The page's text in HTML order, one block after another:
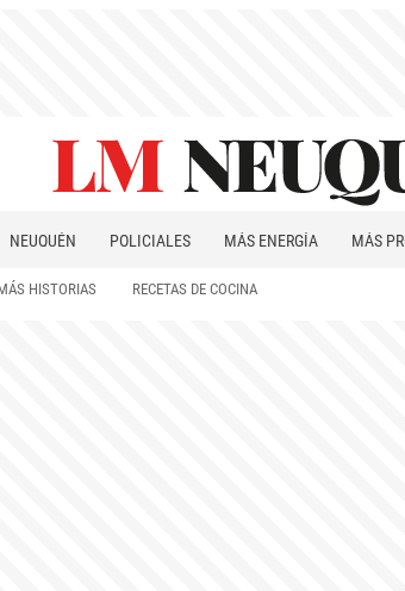
NEUQUÉN POLICIALES MÁS ENERGÍA MÁS
HISTORIAS RECETAS DE COCINA